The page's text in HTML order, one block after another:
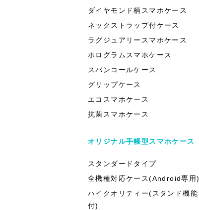
ダイヤモンド柄スマホケース
ネックストラップ付ケース
ラグジュアリースマホケース
ホログラムスマホケース
スパンコールケース
グリップケース
エコスマホケース
抗菌スマホケース
オリジナル手帳型スマホケース
スタンダードタイプ
全機種対応ケース(Android専用)
ハイクオリティー(スタンド機能
付)